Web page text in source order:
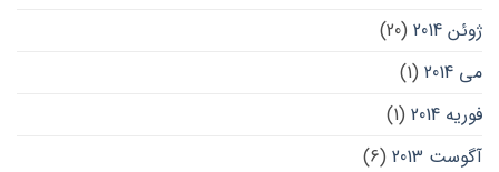
ژوئن 2014
(20)
می 2014
(1)
فوریه 2014
(1)
آگوست 2013
(6)